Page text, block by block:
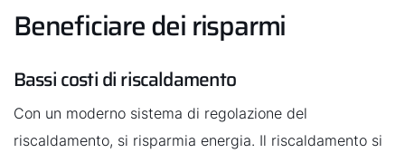
Beneficiare dei risparmi
Bassi costi di riscaldamento
Con un moderno sistema di regolazione del
riscaldamento, si risparmia energia. Il riscaldamento si